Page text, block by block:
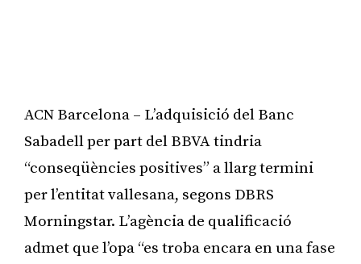
ACN Barcelona – L’adquisició del Banc
Sabadell per part del BBVA tindria
“conseqüències positives” a llarg termini
per l’entitat vallesana, segons DBRS
Morningstar. L’agència de qualificació
admet que l’opa “es troba encara en una fase